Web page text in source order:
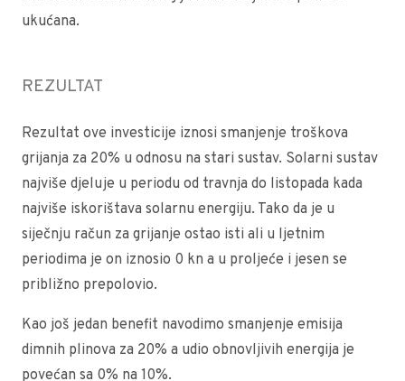
ukućana.
REZULTAT
Rezultat ove investicije iznosi smanjenje troškova
grijanja za 20% u odnosu na stari sustav. Solarni sustav
najviše djeluje u periodu od travnja do listopada kada
najviše iskorištava solarnu energiju. Tako da je u
siječnju račun za grijanje ostao isti ali u ljetnim
periodima je on iznosio 0 kn a u proljeće i jesen se
približno prepolovio.
Kao još jedan benefit navodimo smanjenje emisija
dimnih plinova za 20% a udio obnovljivih energija je
povećan sa 0% na 10%.